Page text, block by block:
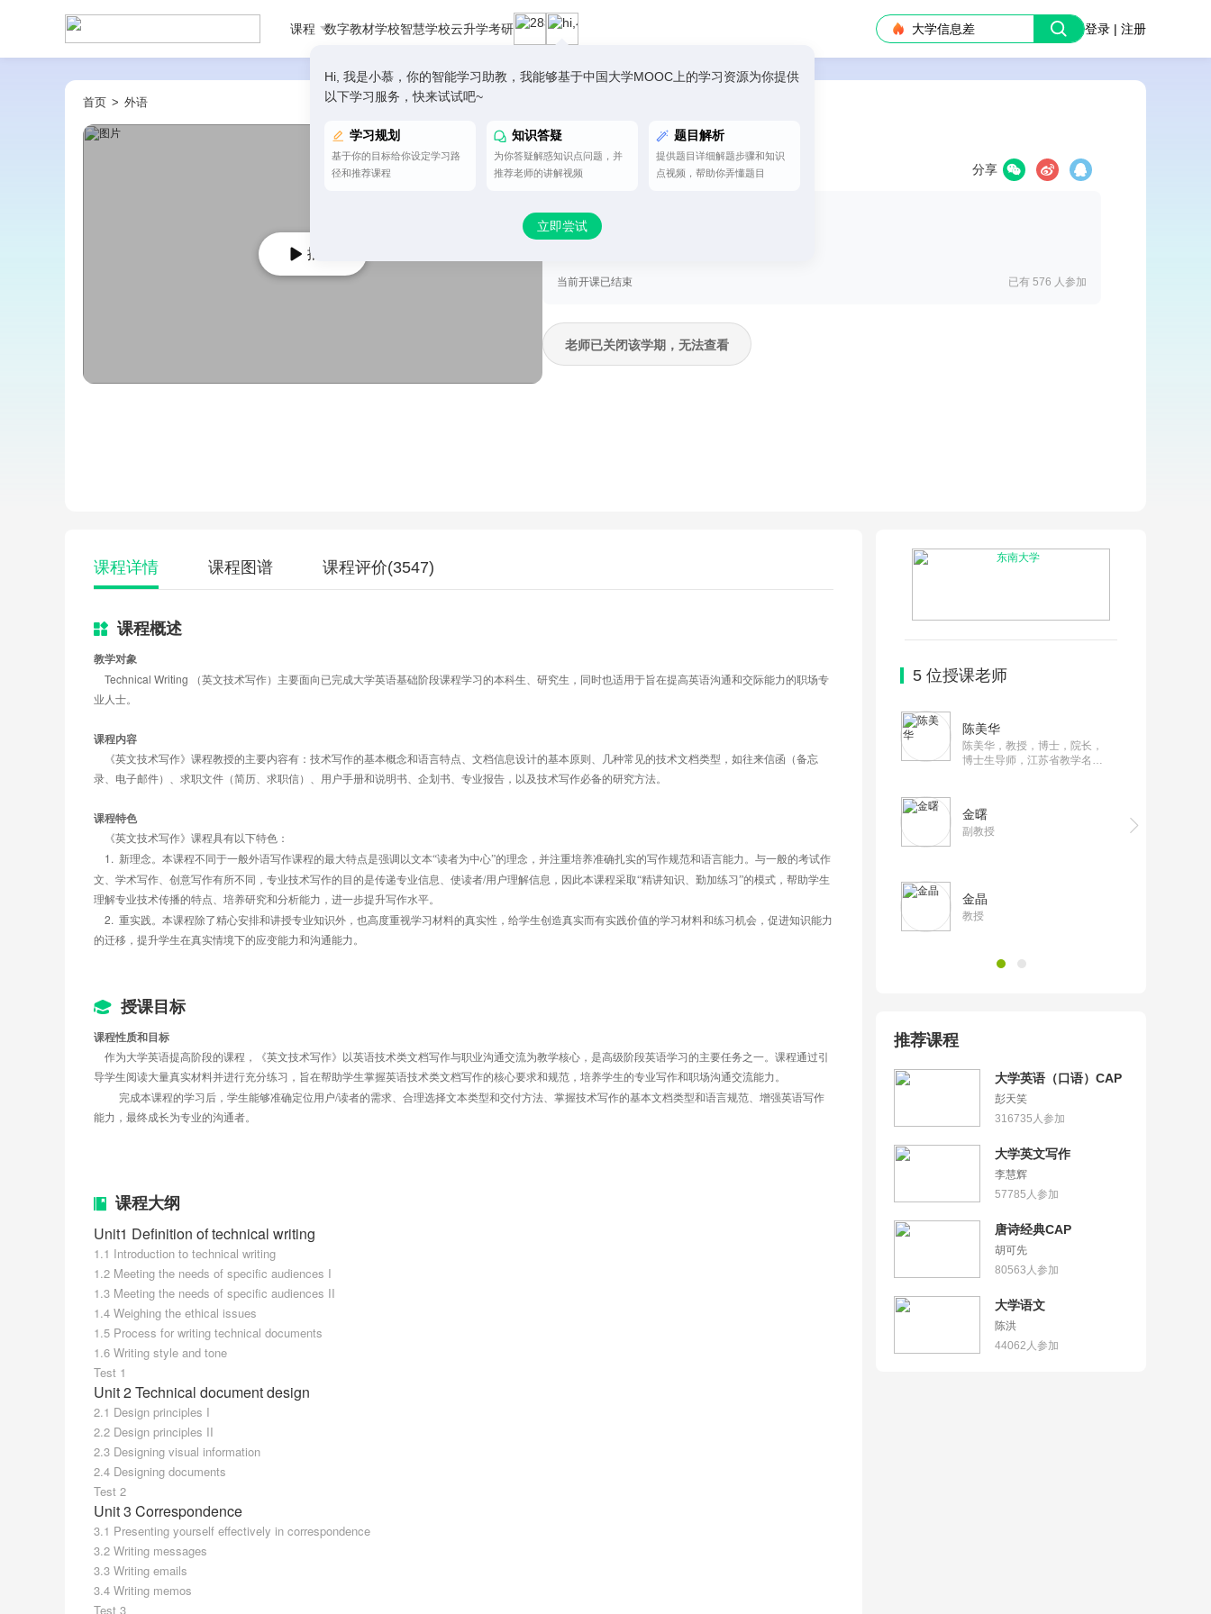
课程 数字教材学校智慧学校云升学考研
Hi, 我是小慕，你的智能学习助教，我能够基于中国大学MOOC上的学习资源为你提供
以下学习服务，快来试试吧~
学习规划
基于你的目标给你设定学习路
径和推荐课程
知识答疑
为你答疑解惑知识点问题，并
推荐老师的讲解视频
题目解析
提供题目详细解题步骤和知识
点视频，帮助你弄懂题目
立即尝试
大学信息差 登录 | 注册
首页 > 外语
播放
智慧慕课 一流课程
英文技术写作 分享
第14次开课
开课时间：
当前开课已结束 已有 576 人参加
老师已关闭该学期，无法查看
课程详情 课程图谱 课程评价(3547)
课程概述
教学对象
Technical Writing
（英文技术写作）主要面向已完成大学英语基础阶段课程学习的本科生、研究生，同时也适用于旨在提高英语沟通和交际能力的职场专
业人士。
课程内容
《英文技术写作》课程教授的主要内容有：技术写作的基本概念和语言特点、文档信息设计的基本原则、几种常见的技术文档类型，如往来信函（备忘
录、电子邮件）、求职文件（简历、求职信）、用户手册和说明书、企划书、专业报告，以及技术写作必备的研究方法。
课程特色
    《英文技术写作》课程具有以下特色：
1. 新理念。本课程不同于一般外语写作课程的最大特点是强调以文本“读者为中心”的理念，并注重培养准确扎实的写作规范和语言能力。与一般的考试作
文、学术写作、创意写作有所不同，专业技术写作的目的是传递专业信息、使读者/用户理解信息，因此本课程采取“精讲知识、勤加练习”的模式，帮助学生
理解专业技术传播的特点、培养研究和分析能力，进一步提升写作水平。
2. 重实践。本课程除了精心安排和讲授专业知识外，也高度重视学习材料的真实性，给学生创造真实而有实践价值的学习材料和练习机会，促进知识能力
的迁移，提升学生在真实情境下的应变能力和沟通能力。
授课目标
课程性质和目标
作为大学英语提高阶段的课程，《英文技术写作》以英语技术类文档写作与职业沟通交流为教学核心，是高级阶段英语学习的主要任务之一。课程通过引
导学生阅读大量真实材料并进行充分练习，旨在帮助学生掌握英语技术类文档写作的核心要求和规范，培养学生的专业写作和职场沟通交流能力。
完成本课程的学习后，学生能够准确定位用户/读者的需求、合理选择文本类型和交付方法、掌握技术写作的基本文档类型和语言规范、增强英语写作
能力，最终成长为专业的沟通者。
课程大纲
Unit1 Definition of technical writing
1.1 Introduction to technical writing
1.2 Meeting the needs of specific audiences I
1.3 Meeting the needs of specific audiences II
1.4 Weighing the ethical issues
1.5 Process for writing technical documents
1.6 Writing style and tone
Test 1
Unit 2 Technical document design
2.1 Design principles I
2.2 Design principles II
2.3 Designing visual information
2.4 Designing documents
Test 2
Unit 3 Correspondence
3.1 Presenting yourself effectively in correspondence
3.2 Writing messages
3.3 Writing emails
3.4 Writing memos
Test 3
5 位授课老师
陈美华
陈美华，教授，博士，院长，
博士生导师，江苏省教学名
金曙
副教授
金晶
教授
推荐课程
大学英语（口语）CAP
彭天笑
316735 人参加
大学英文写作
李慧辉
57785 人参加
唐诗经典CAP
胡可先
80563 人参加
大学语文
陈洪
44062 人参加